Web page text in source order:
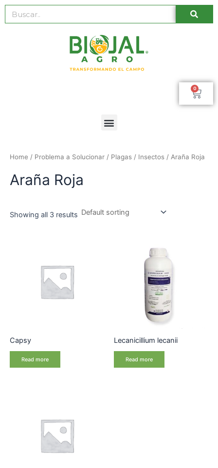
Buscar
0
Menú
Home / Problema a Solucionar / Plagas / Insectos / Araña Roja
Araña Roja
Showing all 3 results
Capsy
Read more
Lecanicillium lecanii
Read more